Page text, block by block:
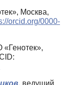
Москва,
orcid.org/0000-